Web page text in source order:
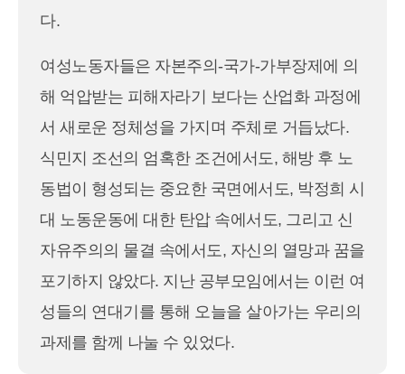
다.
여성노동자들은 자본주의-국가-가부장제에 의
해 억압받는 피해자라기 보다는 산업화 과정에
서 새로운 정체성을 가지며 주체로 거듭났다.
식민지 조선의 엄혹한 조건에서도, 해방 후 노
동법이 형성되는 중요한 국면에서도, 박정희 시
대 노동운동에 대한 탄압 속에서도, 그리고 신
자유주의의 물결 속에서도, 자신의 열망과 꿈을
포기하지 않았다. 지난 공부모임에서는 이런 여
성들의 연대기를 통해 오늘을 살아가는 우리의
과제를 함께 나눌 수 있었다.